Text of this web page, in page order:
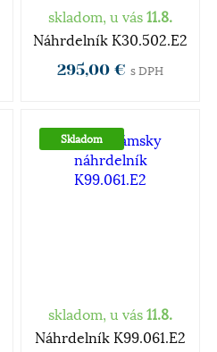
skladom, u vás 11.8.
Náhrdelník K30.502.E2
295,00 € s DPH
Skladom
skladom, u vás 11.8.
Náhrdelník K99.061.E2